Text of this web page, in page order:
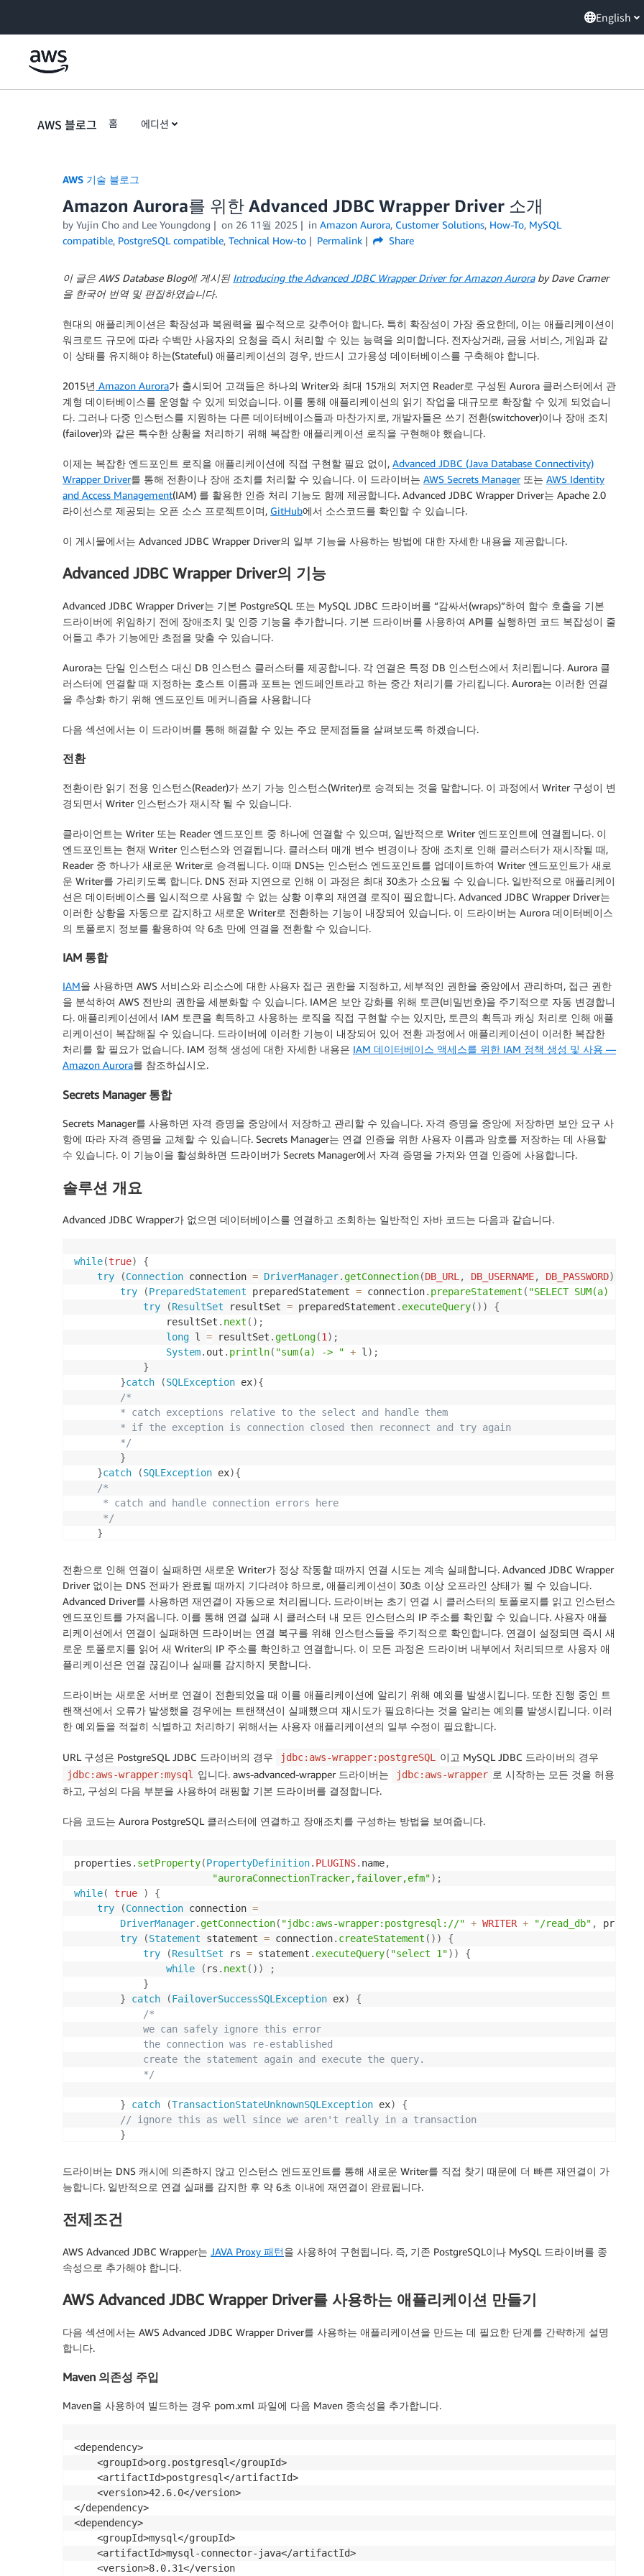
English
AWS 블로그 홈 에디션
AWS 기술 블로그
Amazon Aurora를 위한 Advanced JDBC Wrapper Driver 소개
by Yujin Cho and Lee Youngdong on 26 11월 2025 in Amazon Aurora, Customer Solutions, How-To, MySQL
compatible, PostgreSQL compatible, Technical How-to Permalink Share
이 글은 AWS Database Blog에 게시된 Introducing the Advanced JDBC Wrapper Driver for Amazon Auroraby Dave Cramer
을 한국어 번역 및 편집하였습니다.
현대의 애플리케이션은 확장성과 복원력을 필수적으로 갖추어야 합니다. 특히 확장성이 가장 중요한데, 이는 애플리케이션이
워크로드 규모에 따라 수백만 사용자의 요청을 즉시 처리할 수 있는 능력을 의미합니다. 전자상거래, 금융 서비스, 게임과 같
이 상태를 유지해야 하는(Stateful) 애플리케이션의 경우, 반드시 고가용성 데이터베이스를 구축해야 합니다.
2015년 Amazon Aurora가 출시되어 고객들은 하나의 Writer와 최대 15개의 저지연 Reader로 구성된 Aurora 클러스터에서 관
계형 데이터베이스를 운영할 수 있게 되었습니다. 이를 통해 애플리케이션의 읽기 작업을 대규모로 확장할 수 있게 되었습니
다. 그러나 다중 인스턴스를 지원하는 다른 데이터베이스들과 마찬가지로, 개발자들은 쓰기 전환(switchover)이나 장애 조치
(failover)와 같은 특수한 상황을 처리하기 위해 복잡한 애플리케이션 로직을 구현해야 했습니다.
이제는 복잡한 엔드포인트 로직을 애플리케이션에 직접 구현할 필요 없이, Advanced JDBC (Java Database Connectivity)
Wrapper Driver를 통해 전환이나 장애 조치를 처리할 수 있습니다. 이 드라이버는 AWS Secrets Manager또는 AWS Identity
and Access Management(IAM) 를 활용한 인증 처리 기능도 함께 제공합니다. Advanced JDBC Wrapper Driver는 Apache 2.0
라이선스로 제공되는 오픈 소스 프로젝트이며, GitHub에서 소스코드를 확인할 수 있습니다.
이 게시물에서는 Advanced JDBC Wrapper Driver의 일부 기능을 사용하는 방법에 대한 자세한 내용을 제공합니다.
Advanced JDBC Wrapper Driver의 기능
Advanced JDBC Wrapper Driver는 기본 PostgreSQL 또는 MySQL JDBC 드라이버를 “감싸서(wraps)”하여 함수 호출을 기본
드라이버에 위임하기 전에 장애조치 및 인증 기능을 추가합니다. 기본 드라이버를 사용하여 API를 실행하면 코드 복잡성이 줄
어들고 추가 기능에만 초점을 맞출 수 있습니다.
Aurora는 단일 인스턴스 대신 DB 인스턴스 클러스터를 제공합니다. 각 연결은 특정 DB 인스턴스에서 처리됩니다. Aurora 클
러스터에 연결할 때 지정하는 호스트 이름과 포트는 엔드페인트라고 하는 중간 처리기를 가리킵니다. Aurora는 이러한 연결
을 추상화 하기 위해 엔드포인트 메커니즘을 사용합니다
다음 섹션에서는 이 드라이버를 통해 해결할 수 있는 주요 문제점들을 살펴보도록 하겠습니다.
전환
전환이란 읽기 전용 인스턴스(Reader)가 쓰기 가능 인스턴스(Writer)로 승격되는 것을 말합니다. 이 과정에서 Writer 구성이 변
경되면서 Writer 인스턴스가 재시작 될 수 있습니다.
클라이언트는 Writer 또는 Reader 엔드포인트 중 하나에 연결할 수 있으며, 일반적으로 Writer 엔드포인트에 연결됩니다. 이
엔드포인트는 현재 Writer 인스턴스와 연결됩니다. 클러스터 매개 변수 변경이나 장애 조치로 인해 클러스터가 재시작될 때,
Reader 중 하나가 새로운 Writer로 승격됩니다. 이때 DNS는 인스턴스 엔드포인트를 업데이트하여 Writer 엔드포인트가 새로
운 Writer를 가리키도록 합니다. DNS 전파 지연으로 인해 이 과정은 최대 30초가 소요될 수 있습니다. 일반적으로 애플리케이
션은 데이터베이스를 일시적으로 사용할 수 없는 상황 이후의 재연결 로직이 필요합니다. Advanced JDBC Wrapper Driver는
이러한 상황을 자동으로 감지하고 새로운 Writer로 전환하는 기능이 내장되어 있습니다. 이 드라이버는 Aurora 데이터베이스
의 토폴로지 정보를 활용하여 약 6초 만에 연결을 전환할 수 있습니다.
IAM 통합
IAM을 사용하면 AWS 서비스와 리소스에 대한 사용자 접근 권한을 지정하고, 세부적인 권한을 중앙에서 관리하며, 접근 권한
을 분석하여 AWS 전반의 권한을 세분화할 수 있습니다. IAM은 보안 강화를 위해 토큰(비밀번호)을 주기적으로 자동 변경합니
다. 애플리케이션에서 IAM 토큰을 획득하고 사용하는 로직을 직접 구현할 수는 있지만, 토큰의 획득과 캐싱 처리로 인해 애플
리케이션이 복잡해질 수 있습니다. 드라이버에 이러한 기능이 내장되어 있어 전환 과정에서 애플리케이션이 이러한 복잡한
처리를 할 필요가 없습니다. IAM 정책 생성에 대한 자세한 내용은 IAM 데이터베이스 액세스를 위한 IAM 정책 생성 및 사용 —
Amazon Aurora를 참조하십시오.
Secrets Manager 통합
Secrets Manager를 사용하면 자격 증명을 중앙에서 저장하고 관리할 수 있습니다. 자격 증명을 중앙에 저장하면 보안 요구 사
항에 따라 자격 증명을 교체할 수 있습니다. Secrets Manager는 연결 인증을 위한 사용자 이름과 암호를 저장하는 데 사용할
수 있습니다. 이 기능이을 활성화하면 드라이버가 Secrets Manager에서 자격 증명을 가져와 연결 인증에 사용합니다.
솔루션 개요
Advanced JDBC Wrapper가 없으면 데이터베이스를 연결하고 조회하는 일반적인 자바 코드는 다음과 같습니다.
while(true)
{
try
(Connection connection = DriverManager.getConnection(DB_URL , DB_USERNAME, DB_PASSWORD)
try
(PreparedStatement preparedStatement = connection. prepareStatement ( "SELECT SUM(a)
try
(ResultSet resultSet = preparedStatement . executeQuery( ) )
{
                resultSet
. next ( ) ;
long l = resultSet .getLong(1 ) ;
System. out . println( "sum(a) -> " + l ) ;
}
}catch (SQLException ex){
/*
        * catch exceptions relative to the select and handle them
        * if the exception is connection closed then reconnect and try again
        */
}
}catch (SQLException ex){
/*
     * catch and handle connection errors here
     */
}
전환으로 인해 연결이 실패하면 새로운 Writer가 정상 작동할 때까지 연결 시도는 계속 실패합니다. Advanced JDBC Wrapper
Driver 없이는 DNS 전파가 완료될 때까지 기다려야 하므로, 애플리케이션이 30초 이상 오프라인 상태가 될 수 있습니다.
Advanced Driver를 사용하면 재연결이 자동으로 처리됩니다. 드라이버는 초기 연결 시 클러스터의 토폴로지를 읽고 인스턴스
엔드포인트를 가져옵니다. 이를 통해 연결 실패 시 클러스터 내 모든 인스턴스의 IP 주소를 확인할 수 있습니다. 사용자 애플
리케이션에서 연결이 실패하면 드라이버는 연결 복구를 위해 인스턴스들을 주기적으로 확인합니다. 연결이 설정되면 즉시 새
로운 토폴로지를 읽어 새 Writer의 IP 주소를 확인하고 연결합니다. 이 모든 과정은 드라이버 내부에서 처리되므로 사용자 애
플리케이션은 연결 끊김이나 실패를 감지하지 못합니다.
드라이버는 새로운 서버로 연결이 전환되었을 때 이를 애플리케이션에 알리기 위해 예외를 발생시킵니다. 또한 진행 중인 트
랜잭션에서 오류가 발생했을 경우에는 트랜잭션이 실패했으며 재시도가 필요하다는 것을 알리는 예외를 발생시킵니다. 이러
한 예외들을 적절히 식별하고 처리하기 위해서는 사용자 애플리케이션의 일부 수정이 필요합니다.
URL 구성은 PostgreSQL JDBC 드라이버의 경우 jdbc:aws-wrapper:postgreSQL 이고 MySQL JDBC 드라이버의 경우
jdbc:aws-wrapper:mysql 입니다. aws-advanced-wrapper 드라이버는 jdbc:aws-wrapper 로 시작하는 모든 것을 허용
하고, 구성의 다음 부분을 사용하여 래핑할 기본 드라이버를 결정합니다.
다음 코드는 Aurora PostgreSQL 클러스터에 연결하고 장애조치를 구성하는 방법을 보여줍니다.
properties . setProperty(PropertyDefinition. PLUGINS. name,
"auroraConnectionTracker,failover,efm") ;
while( true )
{
try
(Connection connection =
DriverManager.getConnection( "jdbc:aws-wrapper:postgresql://" + WRITER + "/read_db" ,
try
(Statement statement = connection. createStatement ( ) )
{
try
(ResultSet rs = statement . executeQuery( "select 1") )
{
while
( rs . next ( ) )
;
}
}
catch (FailoverSuccessSQLException ex)
{
/*
            we can safely ignore this error
            the connection was re-established
            create the statement again and execute the query.
            */
} catch (TransactionStateUnknownSQLException ex)
{
// ignore this as well since we aren't really in a transaction
}
} ( FailoverFailedSQLException )
/*
      At this point the driver was unable to re-establish the connection so
      just loop and get a new connection.
    */
/*
    any number of exceptions above, handle as normal
}
Thread. sleep(1000);
}
드라이버는 DNS 캐시에 의존하지 않고 인스턴스 엔드포인트를 통해 새로운 Writer를 직접 찾기 때문에 더 빠른 재연결이 가
능합니다. 일반적으로 연결 실패를 감지한 후 약 6초 이내에 재연결이 완료됩니다.
전제조건
AWS Advanced JDBC Wrapper는 JAVA Proxy 패턴을 사용하여 구현됩니다. 즉, 기존 PostgreSQL이나 MySQL 드라이버를 종
속성으로 추가해야 합니다.
AWS Advanced JDBC Wrapper Driver를 사용하는 애플리케이션 만들기
다음 섹션에서는 AWS Advanced JDBC Wrapper Driver를 사용하는 애플리케이션을 만드는 데 필요한 단계를 간략하게 설명
합니다.
Maven 의존성 주입
Maven을 사용하여 빌드하는 경우 pom.xml 파일에 다음 Maven 종속성을 추가합니다.
<dependency>
    <groupId>org.postgresql</groupId>
    <artifactId>postgresql</artifactId>
    <version>42.6.0</version>
</dependency>
<dependency>
    <groupId>mysql</groupId>
    <artifactId>mysql-connector-java</artifactId>
    <version>8.0.31</version